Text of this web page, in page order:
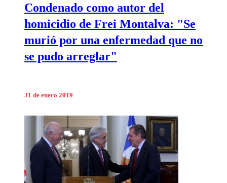
Condenado como autor del
homicidio de Frei Montalva: "Se
murió por una enfermedad que no
se pudo arreglar"
31 de enero 2019